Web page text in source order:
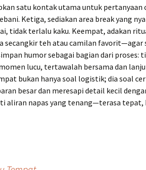
satu kontak utama untuk pertanyaan
Ketiga, sediakan area break yang
tidak terlalu kaku. Keempat, adakan
teh atau camilan favorit—agar
humor sebagai bagian dari proses:
lucu, tertawalah bersama dan
bukan hanya soal logistik; dia soal
besar dan meresapi detail kecil
aliran napas yang tenang—terasa tepat,